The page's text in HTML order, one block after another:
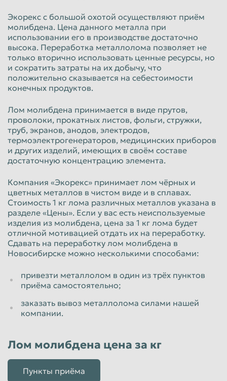
Томск Тула
Тюмень Улан-Удэ
Ульяновск Уссурийск
Уфа Хабаровск
Химки
Челябинск
Чита Шахты
Электросталь Энгельс
Южно-Сахалинск Якутск
Экорекс с большой охотой осуществляют приём
молибдена. Цена данного металла при
использовании его в производстве достаточно
высока. Переработка металлолома позволяет не
только вторично использовать ценные ресурсы, но
и сократить затраты на их добычу, что
положительно сказывается на себестоимости
конечных продуктов.
Лом молибдена принимается в виде прутов,
проволоки, прокатных листов, фольги, стружки,
труб, экранов, анодов, электродов,
термоэлектрогенераторов, медицинских приборов
и других изделий, имеющих в своём составе
достаточную концентрацию элемента.
Компания «Экорекс» принимает лом чёрных и
цветных металлов в чистом виде и в сплавах.
Стоимость 1 кг лома различных металлов указана в
разделе «Цены». Если у вас есть неиспользуемые
изделия из молибдена, цена за 1 кг лома будет
отличной мотивацией отдать их на переработку.
Сдавать на переработку лом молибдена в
Новосибирске можно несколькими способами:
привезти металлолом в один из трёх пунктов
приёма самостоятельно;
заказать вывоз металлолома силами нашей
компании.
Лом молибдена цена за кг
Пункты приёма